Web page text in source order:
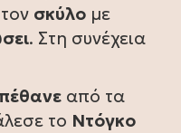
τον σκύλο με
. Στη συνέχεια
πέθανε από τα
το Ντόγκο